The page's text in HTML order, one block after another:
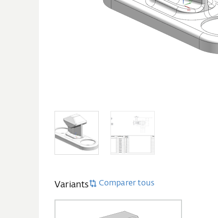
Variants Comparer tous